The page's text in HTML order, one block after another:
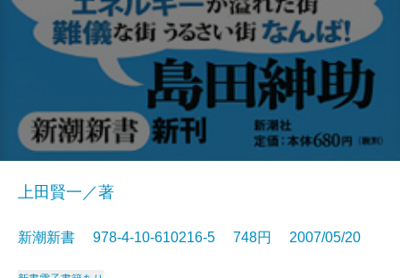
上田賢一／著
新潮新書 978-4-10-610216-5 748円 2007/05/20